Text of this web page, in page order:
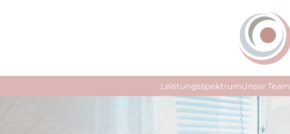
LeistungsspektrumUnser Team